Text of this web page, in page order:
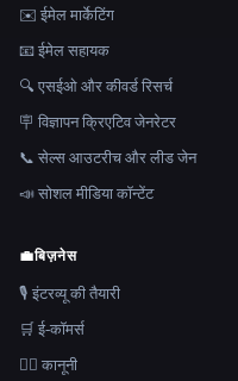
✉️ ईमेल मार्केटिंग
📧 ईमेल सहायक
🔍 एसईओ और कीवर्ड रिसर्च
🪧 विज्ञापन क्रिएटिव जेनरेटर
📞 सेल्स आउटरीच और लीड जेन
📣 सोशल मीडिया कॉन्टेंट
💼बिज़नेस
🎙️ इंटरव्यू की तैयारी
🛒 ई-कॉमर्स
👩‍⚖️ कानूनी